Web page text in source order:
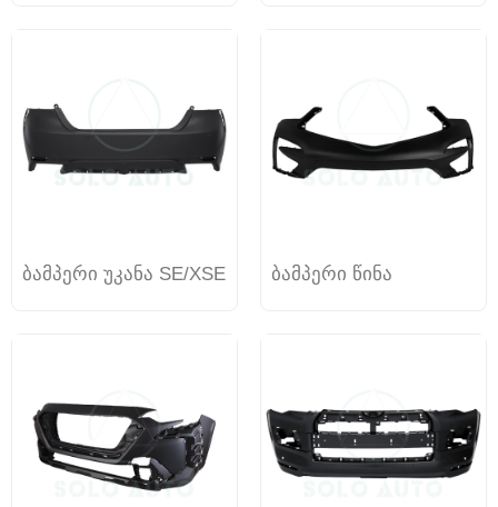
ბამპერი უკანა SE/XSE ბამპერი წინა